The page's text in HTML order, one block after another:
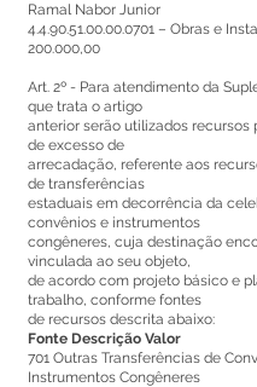
Ramal Nabor Junior
4.4.90.51.00.00.0701 – Obras e
200.000,00
Art. 2º - Para atendimento da
que trata o artigo
anterior serão utilizados recursos
de excesso de
arrecadação, referente aos
de transferências
estaduais em decorrência da
convênios e instrumentos
congêneres, cuja destinação
vinculada ao seu objeto,
de acordo com projeto básico e
trabalho, conforme fontes
de recursos descrita abaixo:
Fonte Descrição Valor
701 Outras Transferências de
Instrumentos Congêneres